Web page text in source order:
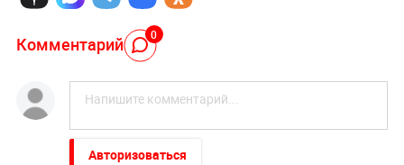
Комментарий 0
Авторизоваться